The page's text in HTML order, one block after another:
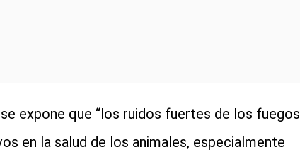
expone que “los ruidos fuertes de los fuegos
en la salud de los animales, especialmente